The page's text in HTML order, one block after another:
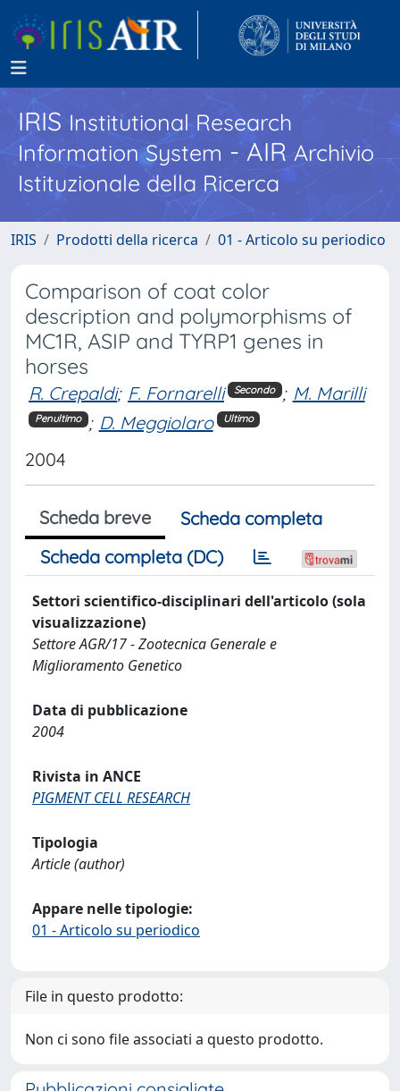
IRISInstitutional Research
Information System - AIR Archivio
Istituzionale della Ricerca
IRIS Prodotti della ricerca 01 - Articolo su periodico
Comparison of coat color
description and polymorphisms of
MC1R, ASIP and TYRP1 genes in
horses
R. Crepaldi; F. Fornarelli Secondo ; M. Marilli
Penultimo ; D. Meggiolaro Ultimo
2004
Scheda breve
Scheda completa
Scheda completa (DC)
Settori scientifico-disciplinari dell'articolo (sola
visualizzazione)
Settore AGR/17 - Zootecnica Generale e
Miglioramento Genetico
Data di pubblicazione
2004
Rivista in ANCE
PIGMENT CELL RESEARCH
Tipologia
Article (author)
Appare nelle tipologie:
01 - Articolo su periodico
File in questo prodotto:
Non ci sono file associati a questo prodotto.